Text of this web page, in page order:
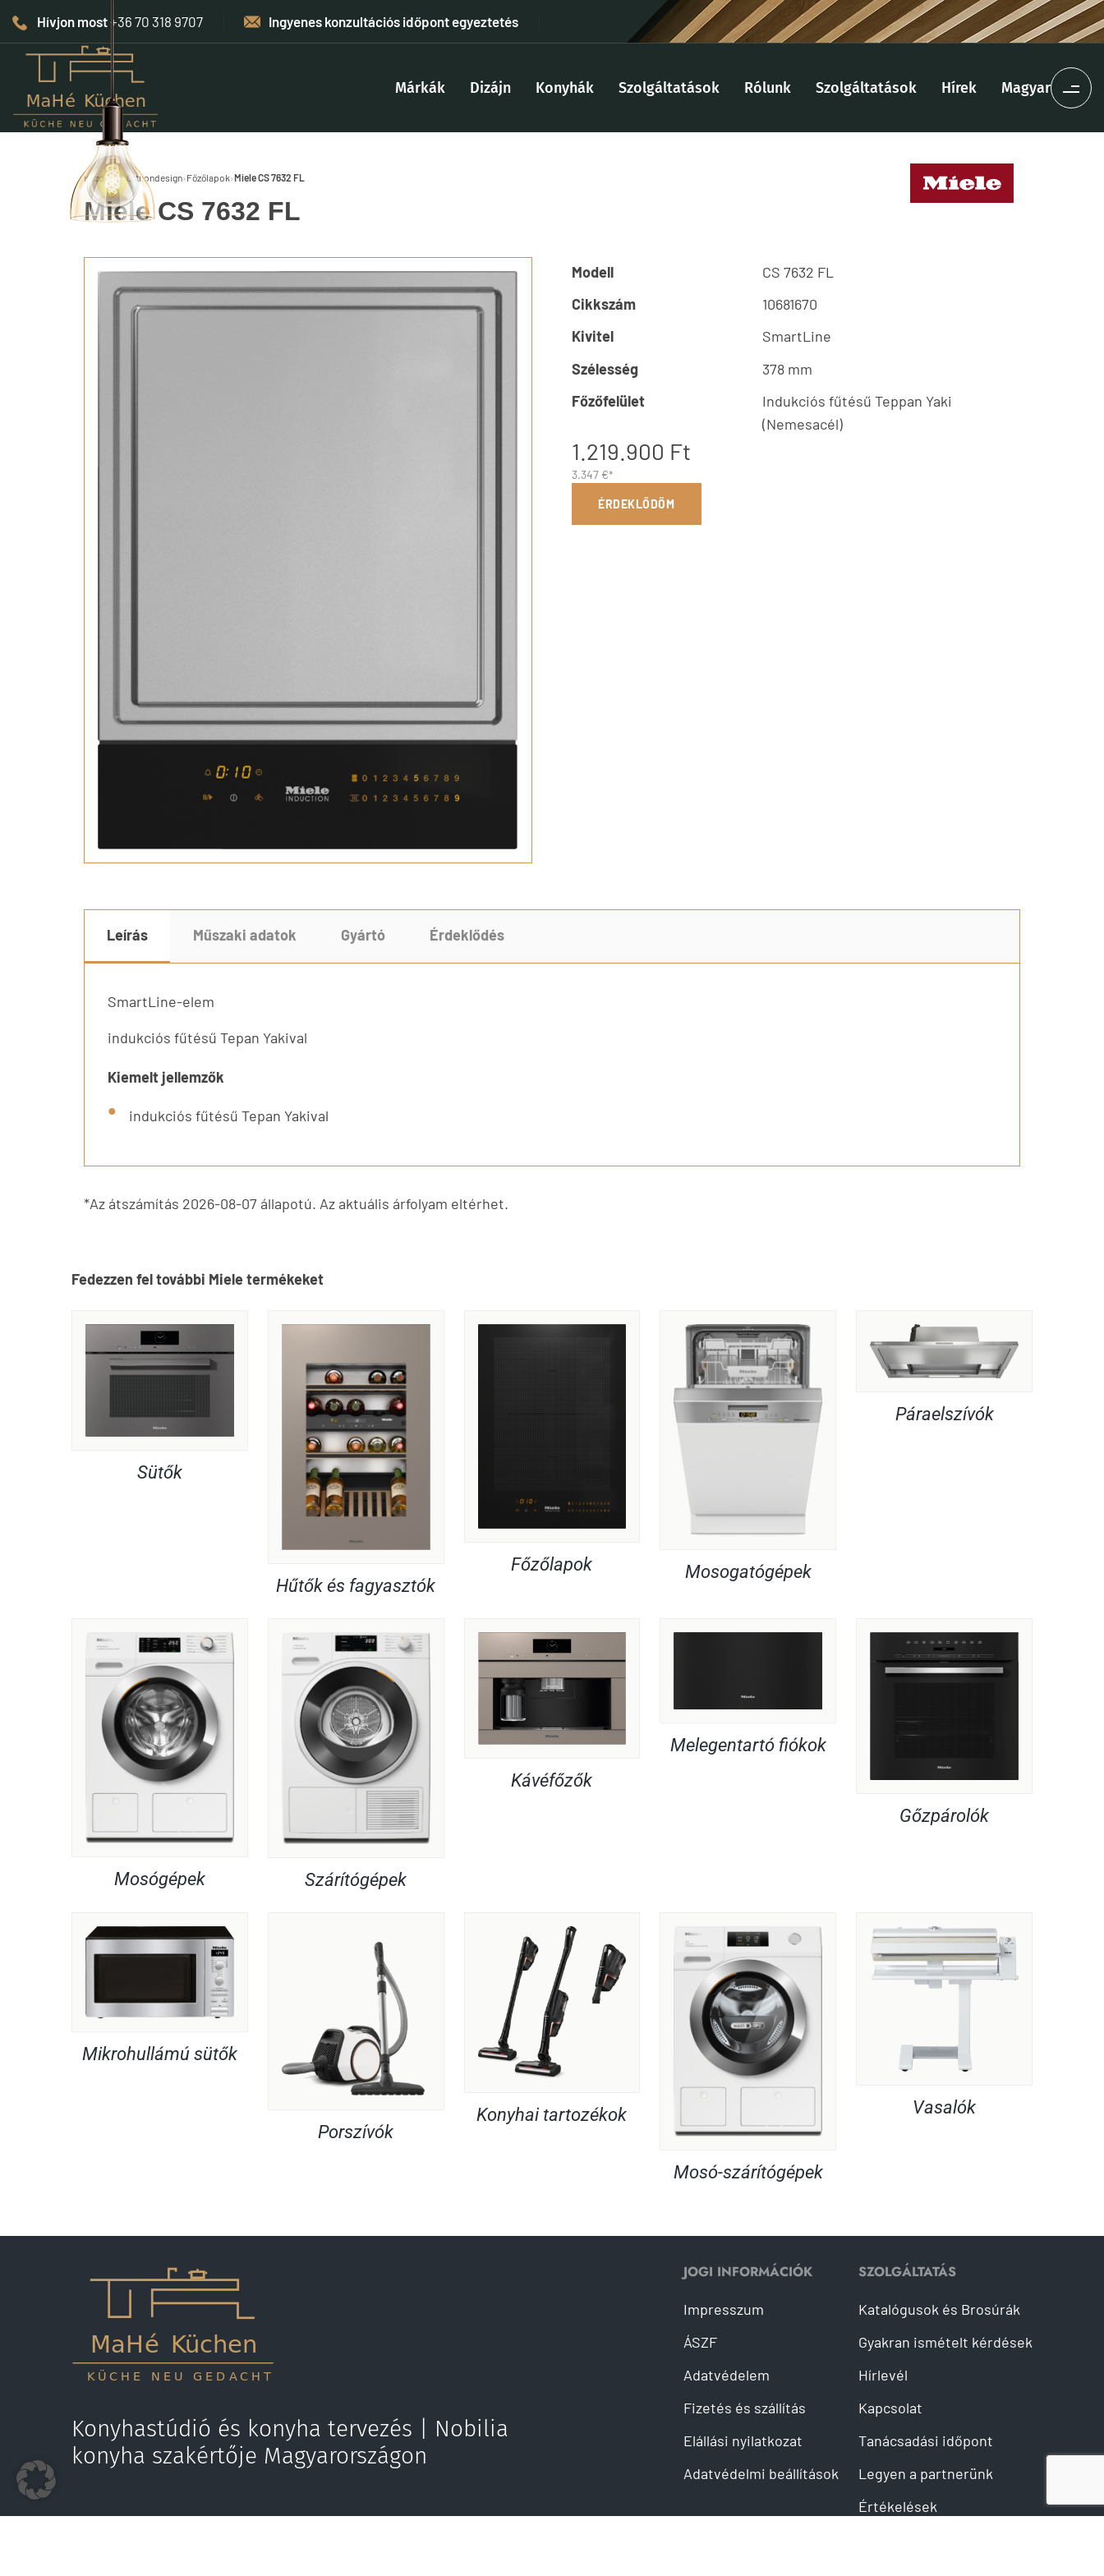
Hívjon most+36 70 318 9707 Ingyenes konzultációs időpont egyeztetés
Márkák Dizájn Konyhák Szolgáltatások Rólunk Szolgáltatások Hírek Magyar
Kezdőlap›Otthondesign› Főzőlapok›Miele CS 7632 FL
Miele CS 7632 FL
Modell
CS 7632 FL
Cikkszám
10681670
Kivitel
SmartLine
Szélesség
378 mm
Főzőfelület
Indukciós fűtésű Teppan Yaki
(Nemesacél)
1.219.900 Ft
3.347 €*
ÉRDEKLŐDÖM
Leírás Műszaki adatok Gyártó Érdeklődés
SmartLine-elem
indukciós fűtésű Tepan Yakival
Kiemelt jellemzők
indukciós fűtésű Tepan Yakival
*Az átszámítás 2026-08-07 állapotú. Az aktuális árfolyam eltérhet.
Fedezzen fel további Miele termékeket
Sütők
Hűtők és fagyasztók
Főzőlapok Mosogatógépek
Páraelszívók
Mosógépek Szárítógépek
Kávéfőzők
Melegentartó fiókok
Gőzpárolók
Mikrohullámú sütők
Porszívók
Konyhai tartozékok
Mosó-szárítógépek
Vasalók
Konyhastúdió és konyha tervezés | Nobilia
konyha szakértője Magyarországon
JOGI INFORMÁCIÓK
Impresszum
ÁSZF
Adatvédelem
Fizetés és szállítás
Elállási nyilatkozat
Adatvédelmi beállítások
SZOLGÁLTATÁS
Katalógusok és Brosúrák
Gyakran ismételt kérdések
Hírlevél
Kapcsolat
Tanácsadási időpont
Legyen a partnerünk
Értékelések